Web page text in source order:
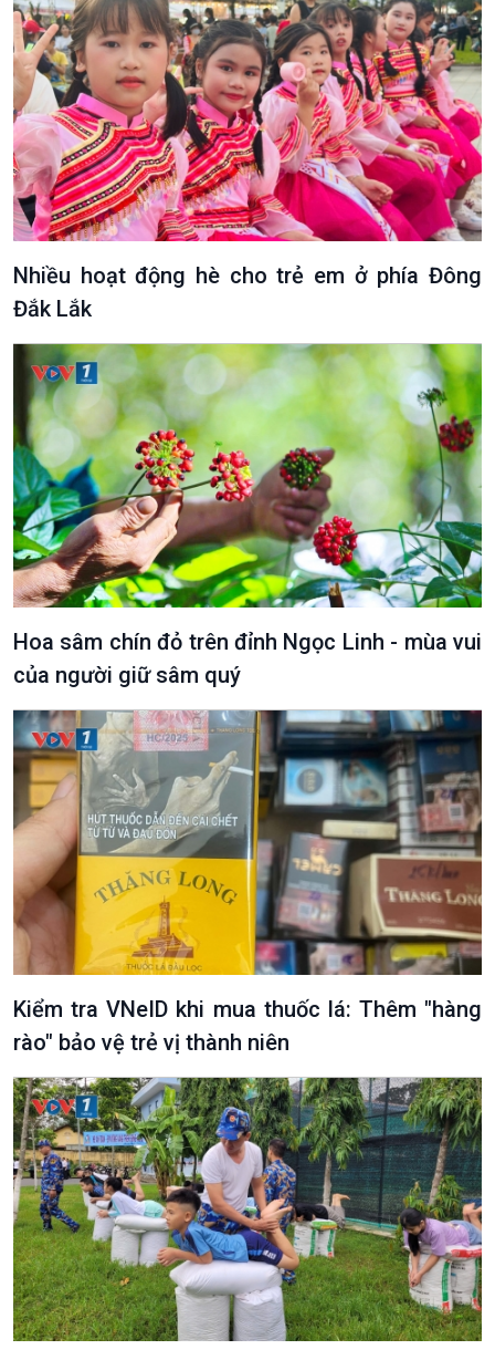
Văn hoá & Du lịch
Tin Văn hoá & Du lịch
Chát với người nổi tiếng
Câu chuyện Thể thao
Multimedia
Ảnh
Video
Infographic
E-Magazine
Podcast
Góc nhìn VOV1
Bình luận
10 phút Sự kiện - Luận bàn
Câu chuyện thời sự
Dòng chảy sự kiện
Đối thoại
Diễn đàn chủ nhật
Chuyện đêm
Nhiều hoạt động hè cho trẻ em ở phía Đông
Đắk Lắk
Hoa sâm chín đỏ trên đỉnh Ngọc Linh - mùa vui
của người giữ sâm quý
Kiểm tra VNeID khi mua thuốc lá: Thêm "hàng
rào" bảo vệ trẻ vị thành niên